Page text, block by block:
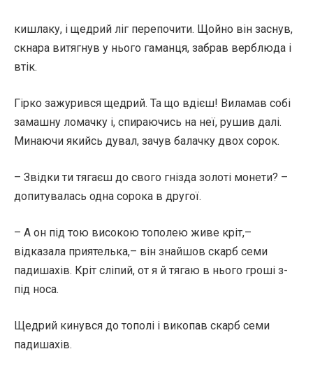
кишлаку, і щедрий ліг перепочити. Щойно він заснув,
скнара витягнув у нього гаманця, забрав верблюда і
втік.
Гірко зажурився щедрий. Та що вдієш! Виламав собі
замашну ломачку і, спираючись на неї, рушив далі.
Минаючи якийсь дувал, зачув балачку двох сорок.
– Звідки ти тягаєш до свого гнізда золоті монети? –
допитувалась одна сорока в другої.
– А он під тою високою тополею живе кріт,–
відказала приятелька,– він знайшов скарб семи
падишахів. Кріт сліпий, от я й тягаю в нього гроші з-
під носа.
Щедрий кинувся до тополі і викопав скарб семи
падишахів.